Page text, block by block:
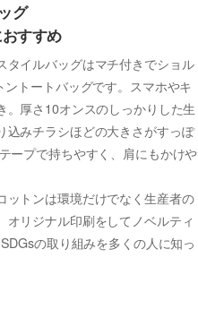
グ
すすめ
タイルバッグはマチ付きでショル
トートバッグです。スマホやキ
。厚さ10オンスのしっかりした生
込みチラシほどの大きさがすっぽ
ープで持ちやすく、肩にもかけや
ットンは環境だけでなく生産者の
リジナル印刷をしてノベルティ
の取り組みを多くの人に知っ